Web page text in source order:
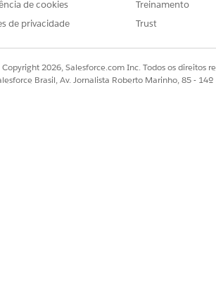
consulteDescobrir e configurar
de cookies
de privacidade
Treinamento
Trust
2026, Salesforce.com Inc. Todos os direitos
Brasil, Av. Jornalista Roberto Marinho, 85 -